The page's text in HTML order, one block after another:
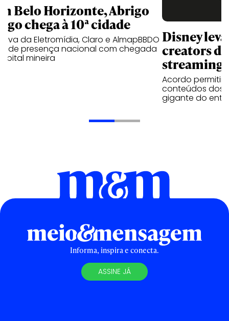
Belo Horizonte, Abrigo
chega à 10ª cidade
da Eletromídia, Claro e AlmapBBDO
presença nacional com chegada
mineira
Disney
creators
streaming
Acordo
conteúdos dos
gigante do
Informa, inspira e conecta.
ASSINE JÁ